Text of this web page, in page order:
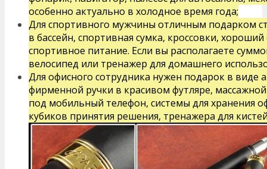
особенно актуально в холодное время года;
Для спортивного мужчины отличным подарком
в бассейн, спортивная сумка, кроссовки,
спортивное питание. Если вы располагаете
велосипед или тренажер для домашнего
Для офисного сотрудника нужен подарок в виде
фирменной ручки в красивом футляре,
под мобильный телефон, системы для хранения
кубиков принятия решения, тренажера для